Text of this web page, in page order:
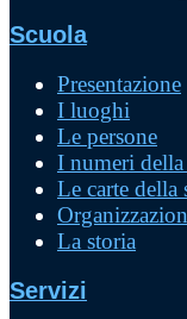
Scuola
Presentazione
I luoghi
Le persone
I numeri della
Le carte della
La storia
Servizi